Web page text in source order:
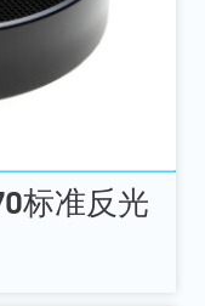
标准反光